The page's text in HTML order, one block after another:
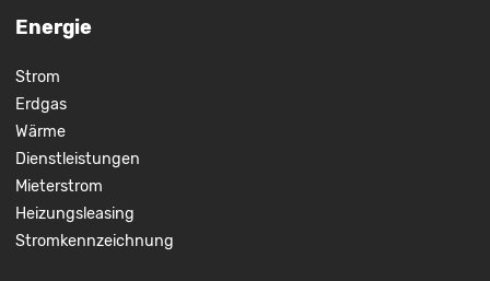
Energie
Strom
Erdgas
Wärme
Dienstleistungen
Mieterstrom
Heizungsleasing
Stromkennzeichnung